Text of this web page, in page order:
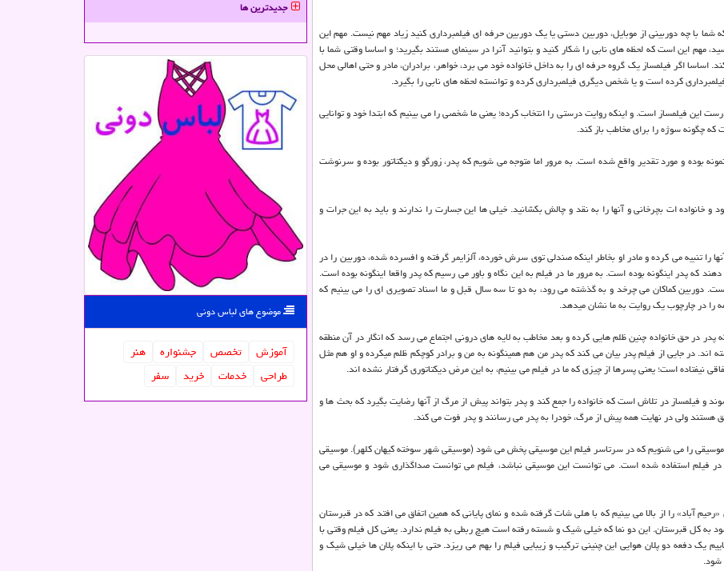
با چه دوربینی از موبایل، دوربین دستی یا یك دوربین حرفه ای فیلمبرداری كنید زیاد مهم نیست. مهم این
این است كه لحظه های نابی را شكار كنید و بتوانید آنرا در سینمای مستند بگیرید؛ و اساسا وقتی شما با
اگر فیلمساز یك گروه حرفه ای را به داخل خانواده خود می برد، خواهر، برادران، مادر و حتی اهالی محل
كرده است و یا شخص دیگری فیلمبرداری كرده و توانسته لحظه های نابی را بگیرد.
این فیلمساز است. و اینكه روایت درستی را انتخاب كرده؛ یعنی ما شخصی را می بینیم كه ابتدا خود و توانایی
چگونه سوژه را برای مخاطب باز كند.
بوده و مورد تقدیر واقع شده است. به مرور اما متوجه می شویم كه پدر، زورگو و دیكتاتور بوده و سرنوشت
ات بچرخانی و آنها را به نقد و چالش بكشانید. خیلی ها این جسارت را ندارند و باید به این جرات و
را تنبیه می كرده و مادر او بخاطر اینكه صندلی توی سرش خورده، آلزایمر گرفته و افسرده شده، دوربین را در
كه پدر اینگونه بوده است. به مرور ما در فیلم به این نگاه و باور می رسیم كه پدر واقعا اینگونه بوده است.
دوربین كماكان می چرخد و به گذشته می رود، به دو تا سه سال قبل و ما اسناد تصویری ای را می بینیم كه
را در چارچوب یك روایت به ما نشان میدهد.
در حق خانواده چنین ظلم هایی كرده و بعد مخاطب به لایه های درونی اجتماع می رسد كه انگار در آن منطقه
اند. در جایی از فیلم پدر بیان می كند كه پدر من هم همینگونه به من و برادر كوچكم ظلم میكرده و او هم مثل
است؛ یعنی پسرها از چیزی كه ما در فیلم می بینیم، به این مرض دیكتاتوری گرفتار نشده اند.
و فیلمساز در تلاش است كه خانواده را جمع كند و پدر بتواند پیش از مرگ از آنها رضایت بگیرد كه بحث ها و
ولی در نهایت همه پیش از مرگ، خودرا به پدر می رسانند و پدر فوت می كند.
را می شنویم كه در سرتاسر فیلم این موسیقی پخش می شود (موسیقی شهر سوخته كیهان كلهر). موسیقی
استفاده شده است. می توانست این موسیقی نباشد، فیلم می توانست صداگذاری شود و موسیقی می
آباد» را از بالا می بینیم كه با هلی شات گرفته شده و نمای پایانی كه همین اتفاق می افتد كه در قبرستان
به كل قبرستان. این دو نما كه خیلی شیك و شسته رفته است هیچ ربطی به فیلم ندارد. یعنی كل فیلم وقتی با
یك دفعه دو پلان هوایی این چنینی تركیب و زیبایی فیلم را بهم می ریزد. حتی با اینكه پلان ها خیلی شیك و
شود.
جدیدترین ها
موضوع های لباس دونی
آموزش تخصص جشنواره
هنر
طراحی
خدمات خرید سفر